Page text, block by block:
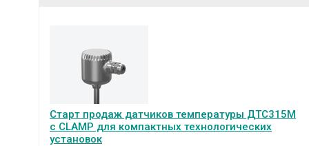
Старт продаж датчиков температуры ДТС315М
с CLAMP для компактных технологических
установок